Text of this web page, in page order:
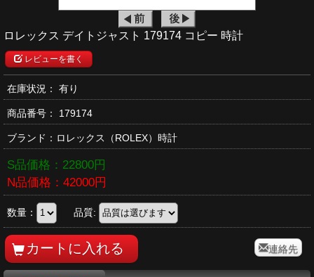
ロレックス デイトジャスト 179174 コピー 時計
レビューを書く
在庫状況： 有り
商品番号： 179174
ブランド： ロレックス （ROLEX）時計
S品価格： 22800円
N品価格： 42000円
数量： 品質:
連絡先